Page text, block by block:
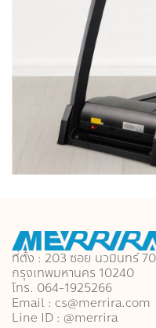
ที่ตั้ง : 203 ซอย นวมินทร์
กรุงเทพมหานคร 10240
โทร. 064-1925266
Email : cs@merrira.com
Line ID : @merrira